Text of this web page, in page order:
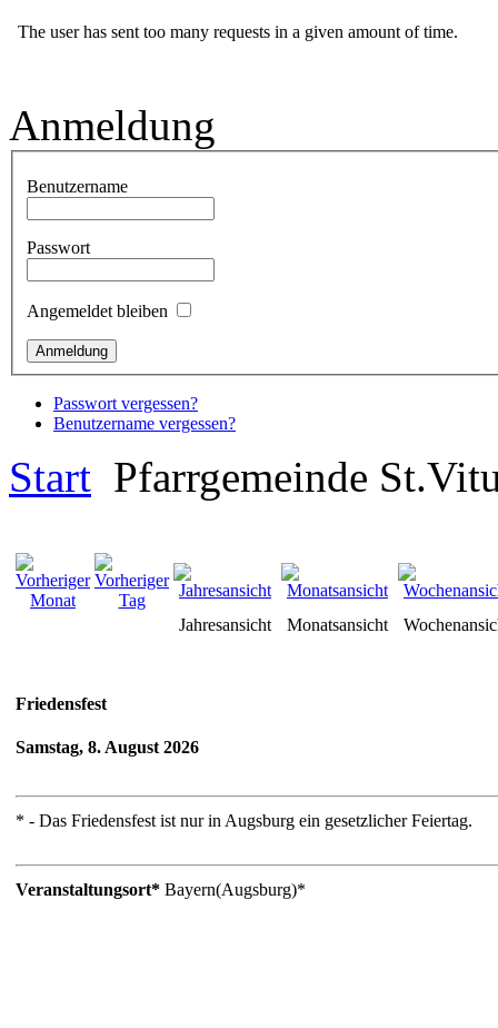
Anmeldung
Benutzername
Passwort
Angemeldet bleiben
Passwort vergessen?
Benutzername vergessen?
Start Pfarrgemeinde
Jahresansicht Monatsansicht
Friedensfest
Samstag, 8. August 2026
* - Das Friedensfest ist nur in Augsburg ein gesetzlicher Feiertag.
Veranstaltungsort* Bayern(Augsburg)*